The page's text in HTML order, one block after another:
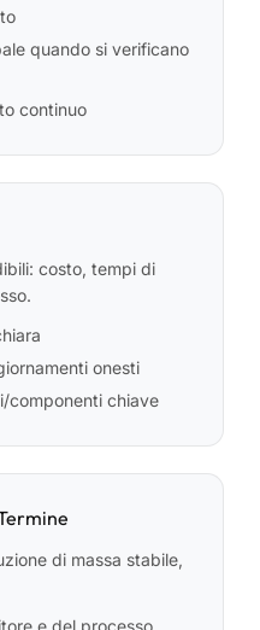
quando si verificano
continuo
costo, tempi di
onesti
componenti chiave
di massa stabile,
e del processo